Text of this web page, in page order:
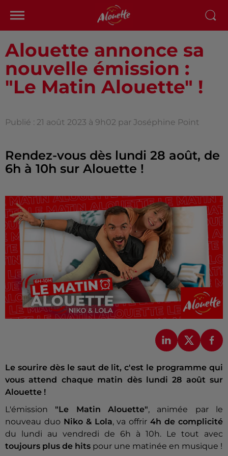
Alouette annonce sa
nouvelle émission :
"Le Matin Alouette" !
Publié : 21 août 2023 à 9h02 par Joséphine Point
Rendez-vous dès lundi 28 août, de
6h à 10h sur Alouette !
Le sourire dès le saut de lit, c'est le programme qui
vous attend chaque matin dès lundi 28 août sur
Alouette !
L'émission "Le Matin Alouette", animée par le
nouveau duo Niko & Lola, va offrir4h de complicité
du lundi au vendredi de 6h à 10h. Le tout avec
toujours plus de hits pour une matinée en musique !